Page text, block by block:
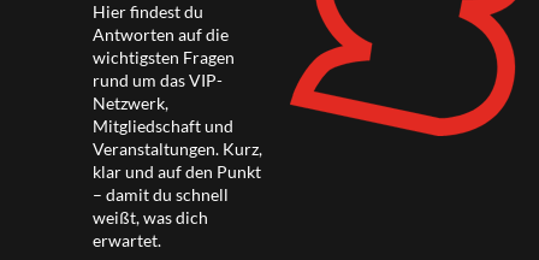
Hier findest du
Antworten auf die
wichtigsten Fragen
rund um das VIP-
Netzwerk,
Mitgliedschaft und
Veranstaltungen. Kurz,
klar und auf den Punkt
– damit du schnell
weißt, was dich
erwartet.